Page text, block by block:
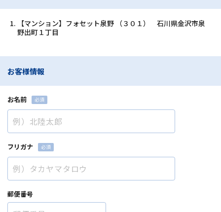
【マンション】フォセット泉野 （３０１） 石川県金沢市泉
野出町１丁目
お客様情報
お名前
フリガナ
郵便番号